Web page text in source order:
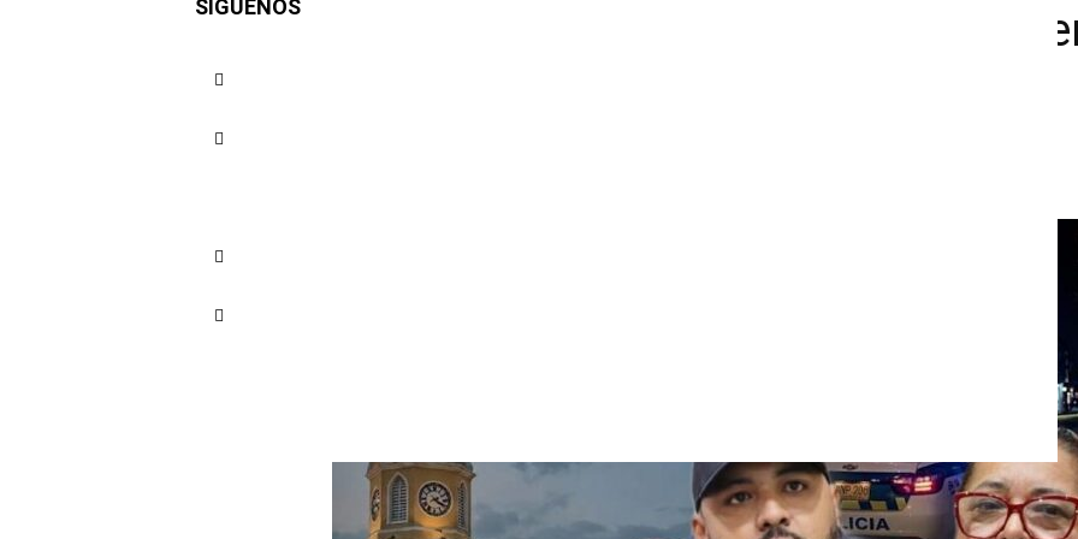
vive uno de sus peores momentos
SÍGUENOS